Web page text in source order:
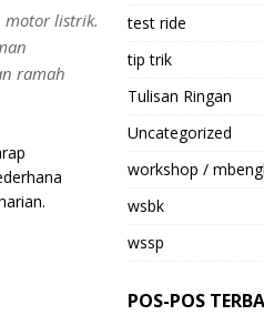
motor listrik.
ramah
test ride
tip trik
Tulisan Ringan
Uncategorized
workshop /
wsbk
wssp
POS-POS